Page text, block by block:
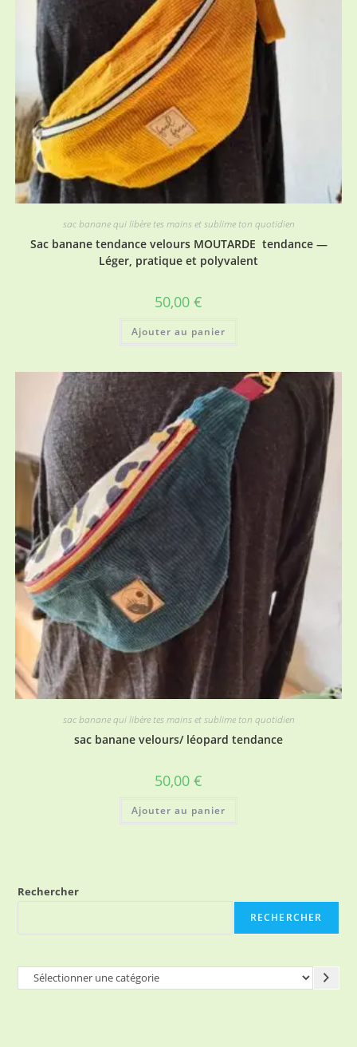
sac banane qui libère tes mains et sublime ton quotidien
Sac banane tendance velours MOUTARDE tendance —
Léger, pratique et polyvalent
50,00 €
Ajouter au panier
sac banane qui libère tes mains et sublime ton quotidien
sac banane velours/ léopard tendance
50,00 €
Ajouter au panier
Rechercher
RECHERCHER
Sélectionner